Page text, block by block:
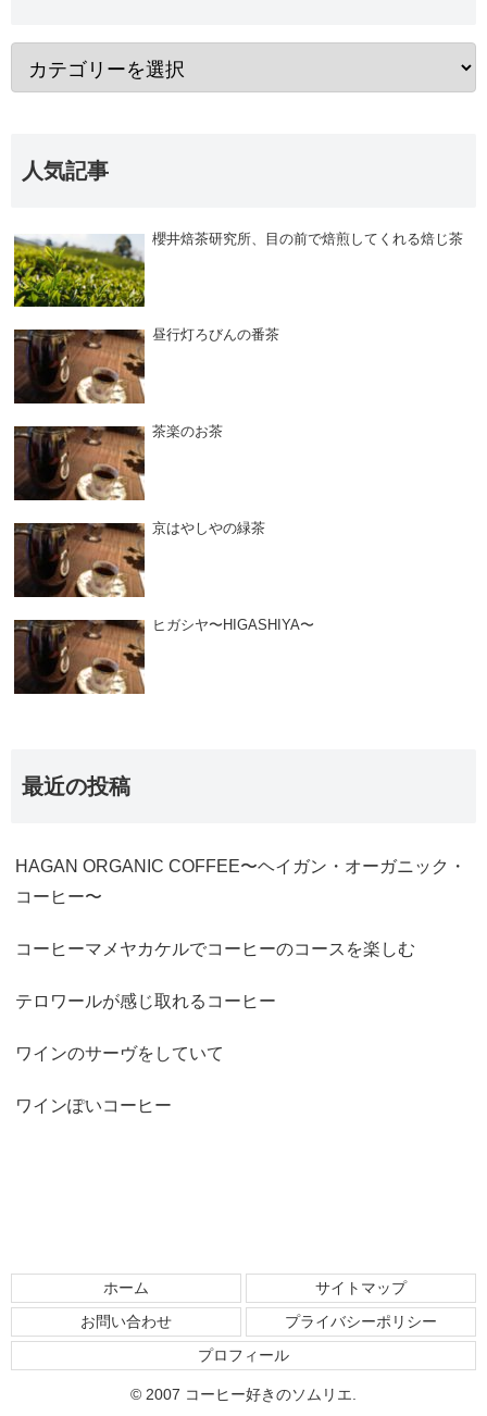
人気記事
櫻井焙茶研究所、目の前で焙煎してくれる焙じ茶
昼行灯ろびんの番茶
茶楽のお茶
京はやしやの緑茶
ヒガシヤ〜HIGASHIYA〜
最近の投稿
HAGAN ORGANIC COFFEE〜ヘイガン・オーガニック・
コーヒー〜
コーヒーマメヤカケルでコーヒーのコースを楽しむ
テロワールが感じ取れるコーヒー
ワインのサーヴをしていて
ワインぽいコーヒー
ホーム
サイトマップ
お問い合わせ
プライバシーポリシー
プロフィール
© 2007 コーヒー好きのソムリエ.